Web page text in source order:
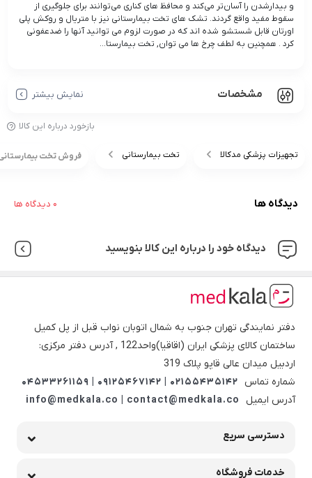
و بیدارشدن را آسان‌تر می‌کند و محافظ های کناری می‌توانند برای جلوگیری از
سقوط مفید واقع گردند. تشک های تخت بیمارستانی نیز با متریال و روکش پلی
اورتان قابل شستشو شده اند که در صورت لزوم می توانید آنها را ضدعفونی
کرد . همچنین به لطف چرخ ها می توان, تخت بیمارستا...
مشخصات نمایش بیشتر
بازخورد درباره این کالا
تجهیزات پزشکی مدکالا تخت بیمارستانی فروش تخت بیمارستانی
دیدگاه ها 0 دیدگاه ها
دیدگاه خود را درباره این کالا بنویسید
دفتر نمایندگی تهران جنوب به شمال اتوبان نواب قبل از پل کمیل
ساختمان کالای پزشکی ایران (اقاقیا)واحد122 , آدرس دفتر مرکزی:
اردبیل میدان عالی قاپو پلاک 319
شماره تماس 02155435142 | 09125467142 | 04533261159
آدرس ایمیل
info@medkala.co | contact@medkala.co
دسترسی سریع
خدمات فروشگاه